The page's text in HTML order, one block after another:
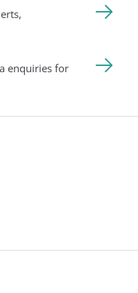
enquiries for